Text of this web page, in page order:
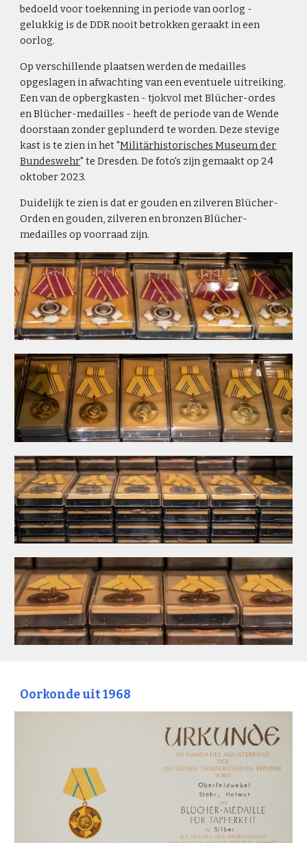
bedoeld voor toekenning in periode van oorlog -
gelukkig is de DDR nooit betrokken geraakt in een
oorlog.
Op verschillende plaatsen werden de medailles
opgeslagen in afwachting van een eventuele uitreiking.
Een van de opbergkasten - tjokvol met Blücher-ordes
en Blücher-medailles - heeft de periode van de Wende
doorstaan zonder geplunderd te worden. Deze stevige
kast is te zien in het "Militärhistorisches Museum der
Bundeswehr" te Dresden. De foto's zijn gemaakt op 24
oktober 2023.
Duidelijk te zien is dat er gouden en zilveren Blücher-
Orden en gouden, zilveren en bronzen Blücher-
medailles op voorraad zijn.
Oorkonde uit 1968